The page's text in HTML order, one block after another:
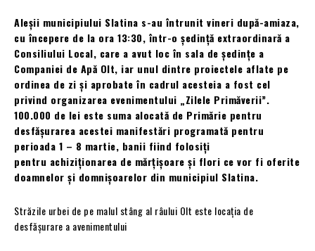
Aleșii municipiului Slatina s-au întrunit vineri după-amiaza,
cu începere de la ora 13:30, într-o ședință extraordinară a
Consiliului Local, care a avut loc în sala de ședințe a
Companiei de Apă Olt, iar unul dintre proiectele aflate pe
ordinea de zi și aprobate în cadrul acesteia a fost cel
privind organizarea evenimentului „Zilele Primăverii”.
100.000 de lei este suma alocată de Primărie pentru
desfășurarea acestei manifestări programată pentru
perioada 1 – 8 martie, banii fiind folosiți
pentru achiziționarea de mărțișoare și flori ce vor fi oferite
doamnelor și domnișoarelor din municipiul Slatina.
Străzile urbei de pe malul stâng al râului Olt este locația de
desfășurare a avenimentului